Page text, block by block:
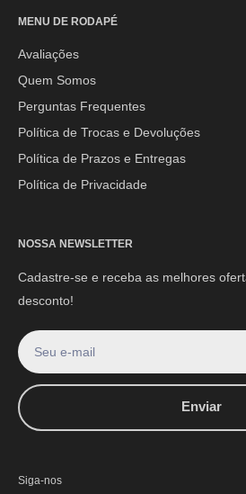
Segunda à Sexta-feira: 08h às 17h30min
Sábado: 08h às 12h
WhatsApp:
(44) 9 8856-3798
MENU DE RODAPÉ
Avaliações
Quem Somos
Perguntas Frequentes
Política de Trocas e Devoluções
Política de Prazos e Entregas
Política de Privacidade
NOSSA NEWSLETTER
Cadastre-se e receba as melhores
desconto!
Seu e-mail
Enviar
Siga-nos